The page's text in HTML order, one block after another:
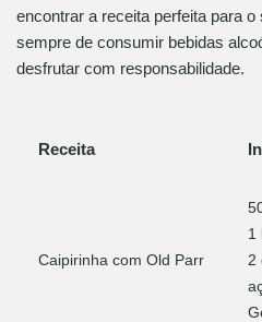
encontrar a receita perfeita para
sempre de consumir bebidas
desfrutar com responsabilidade.
Receita
Caipirinha com Old Parr
1
2